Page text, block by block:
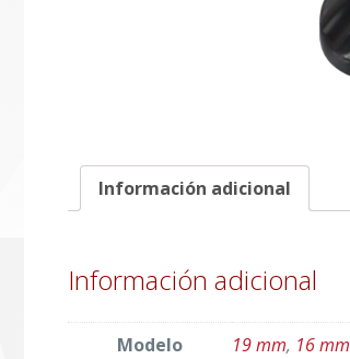
Información adicional
Información adicional
Modelo 19 mm, 16 mm